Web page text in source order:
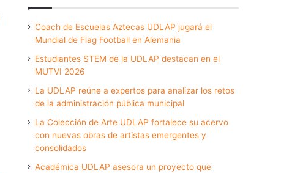
Coach de Escuelas Aztecas UDLAP jugará el
Mundial de Flag Football en Alemania
Estudiantes STEM de la UDLAP destacan en el
MUTVI 2026
La UDLAP reúne a expertos para analizar los retos
de la administración pública municipal
La Colección de Arte UDLAP fortalece su acervo
con nuevas obras de artistas emergentes y
consolidados
Académica UDLAP asesora un proyecto que